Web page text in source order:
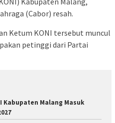
(Cabor) resah.
Ketum KONI tersebut muncul
petinggi dari Partai
Kabupaten Malang Masuk